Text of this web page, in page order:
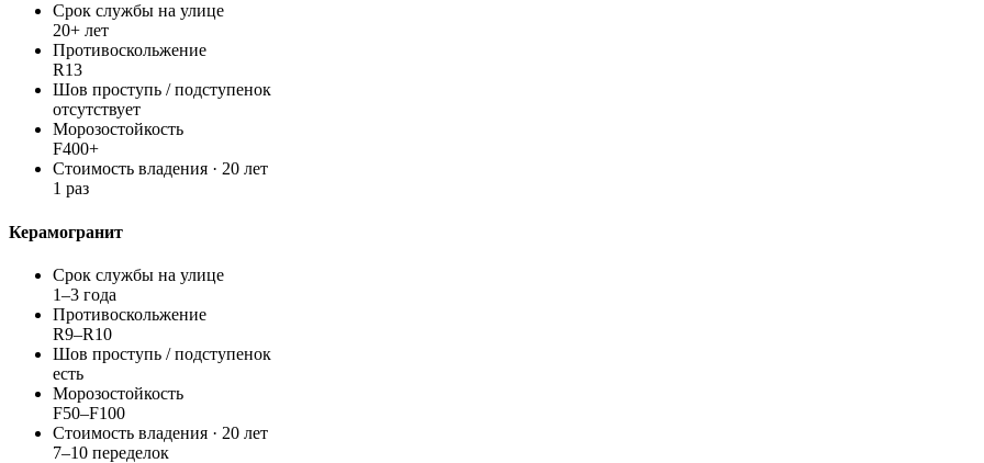
Срок службы на улице
20+ лет
Противоскольжение
R13
Шов проступь / подступенок
отсутствует
Морозостойкость
F400+
Стоимость владения · 20 лет
1 раз
Керамогранит
Срок службы на улице
1–3 года
Противоскольжение
R9–R10
Шов проступь / подступенок
есть
Морозостойкость
F50–F100
Стоимость владения · 20 лет
7–10 переделок